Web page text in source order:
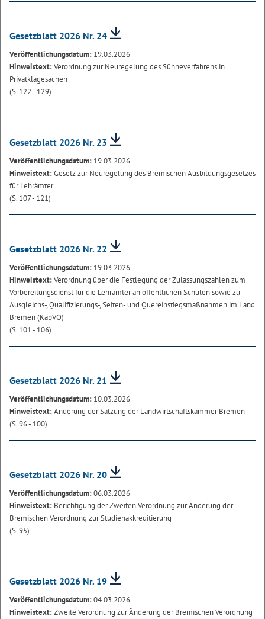
Gesetzblatt 2026 Nr. 24
Veröffentlichungsdatum: 19.03.2026
Hinweistext:Verordnung zur Neuregelung des Sühneverfahrens in
Privatklagesachen
(S. 122 - 129)
Gesetzblatt 2026 Nr. 23
Veröffentlichungsdatum: 19.03.2026
Hinweistext:Gesetz zur Neuregelung des Bremischen Ausbildungsgesetzes
für Lehrämter
(S. 107 - 121)
Gesetzblatt 2026 Nr. 22
Veröffentlichungsdatum: 19.03.2026
Hinweistext:Verordnung über die Festlegung der Zulassungszahlen zum
Vorbereitungsdienst für die Lehrämter an öffentlichen Schulen sowie zu
Ausgleichs-, Qualifizierungs-, Seiten- und Quereinstiegsmaßnahmen im Land
Bremen (KapVO)
(S. 101 - 106)
Gesetzblatt 2026 Nr. 21
Veröffentlichungsdatum: 10.03.2026
Hinweistext:Änderung der Satzung der Landwirtschaftskammer Bremen
(S. 96 - 100)
Gesetzblatt 2026 Nr. 20
Veröffentlichungsdatum:06.03.2026
Hinweistext: Berichtigung der Zweiten Verordnung zur Änderung der
Bremischen Verordnung zur Studienakkreditierung
(S. 95)
Gesetzblatt 2026 Nr. 19
Veröffentlichungsdatum:04.03.2026
Hinweistext:Zweite Verordnung zur Änderung der Bremischen Verordnung